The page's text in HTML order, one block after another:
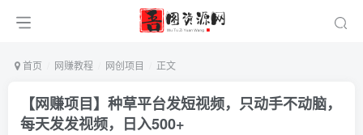
首页 网赚教程 网创项目 正文
【网赚项目】种草平台发短视频，只动手不动脑，
每天发发视频，日入500+